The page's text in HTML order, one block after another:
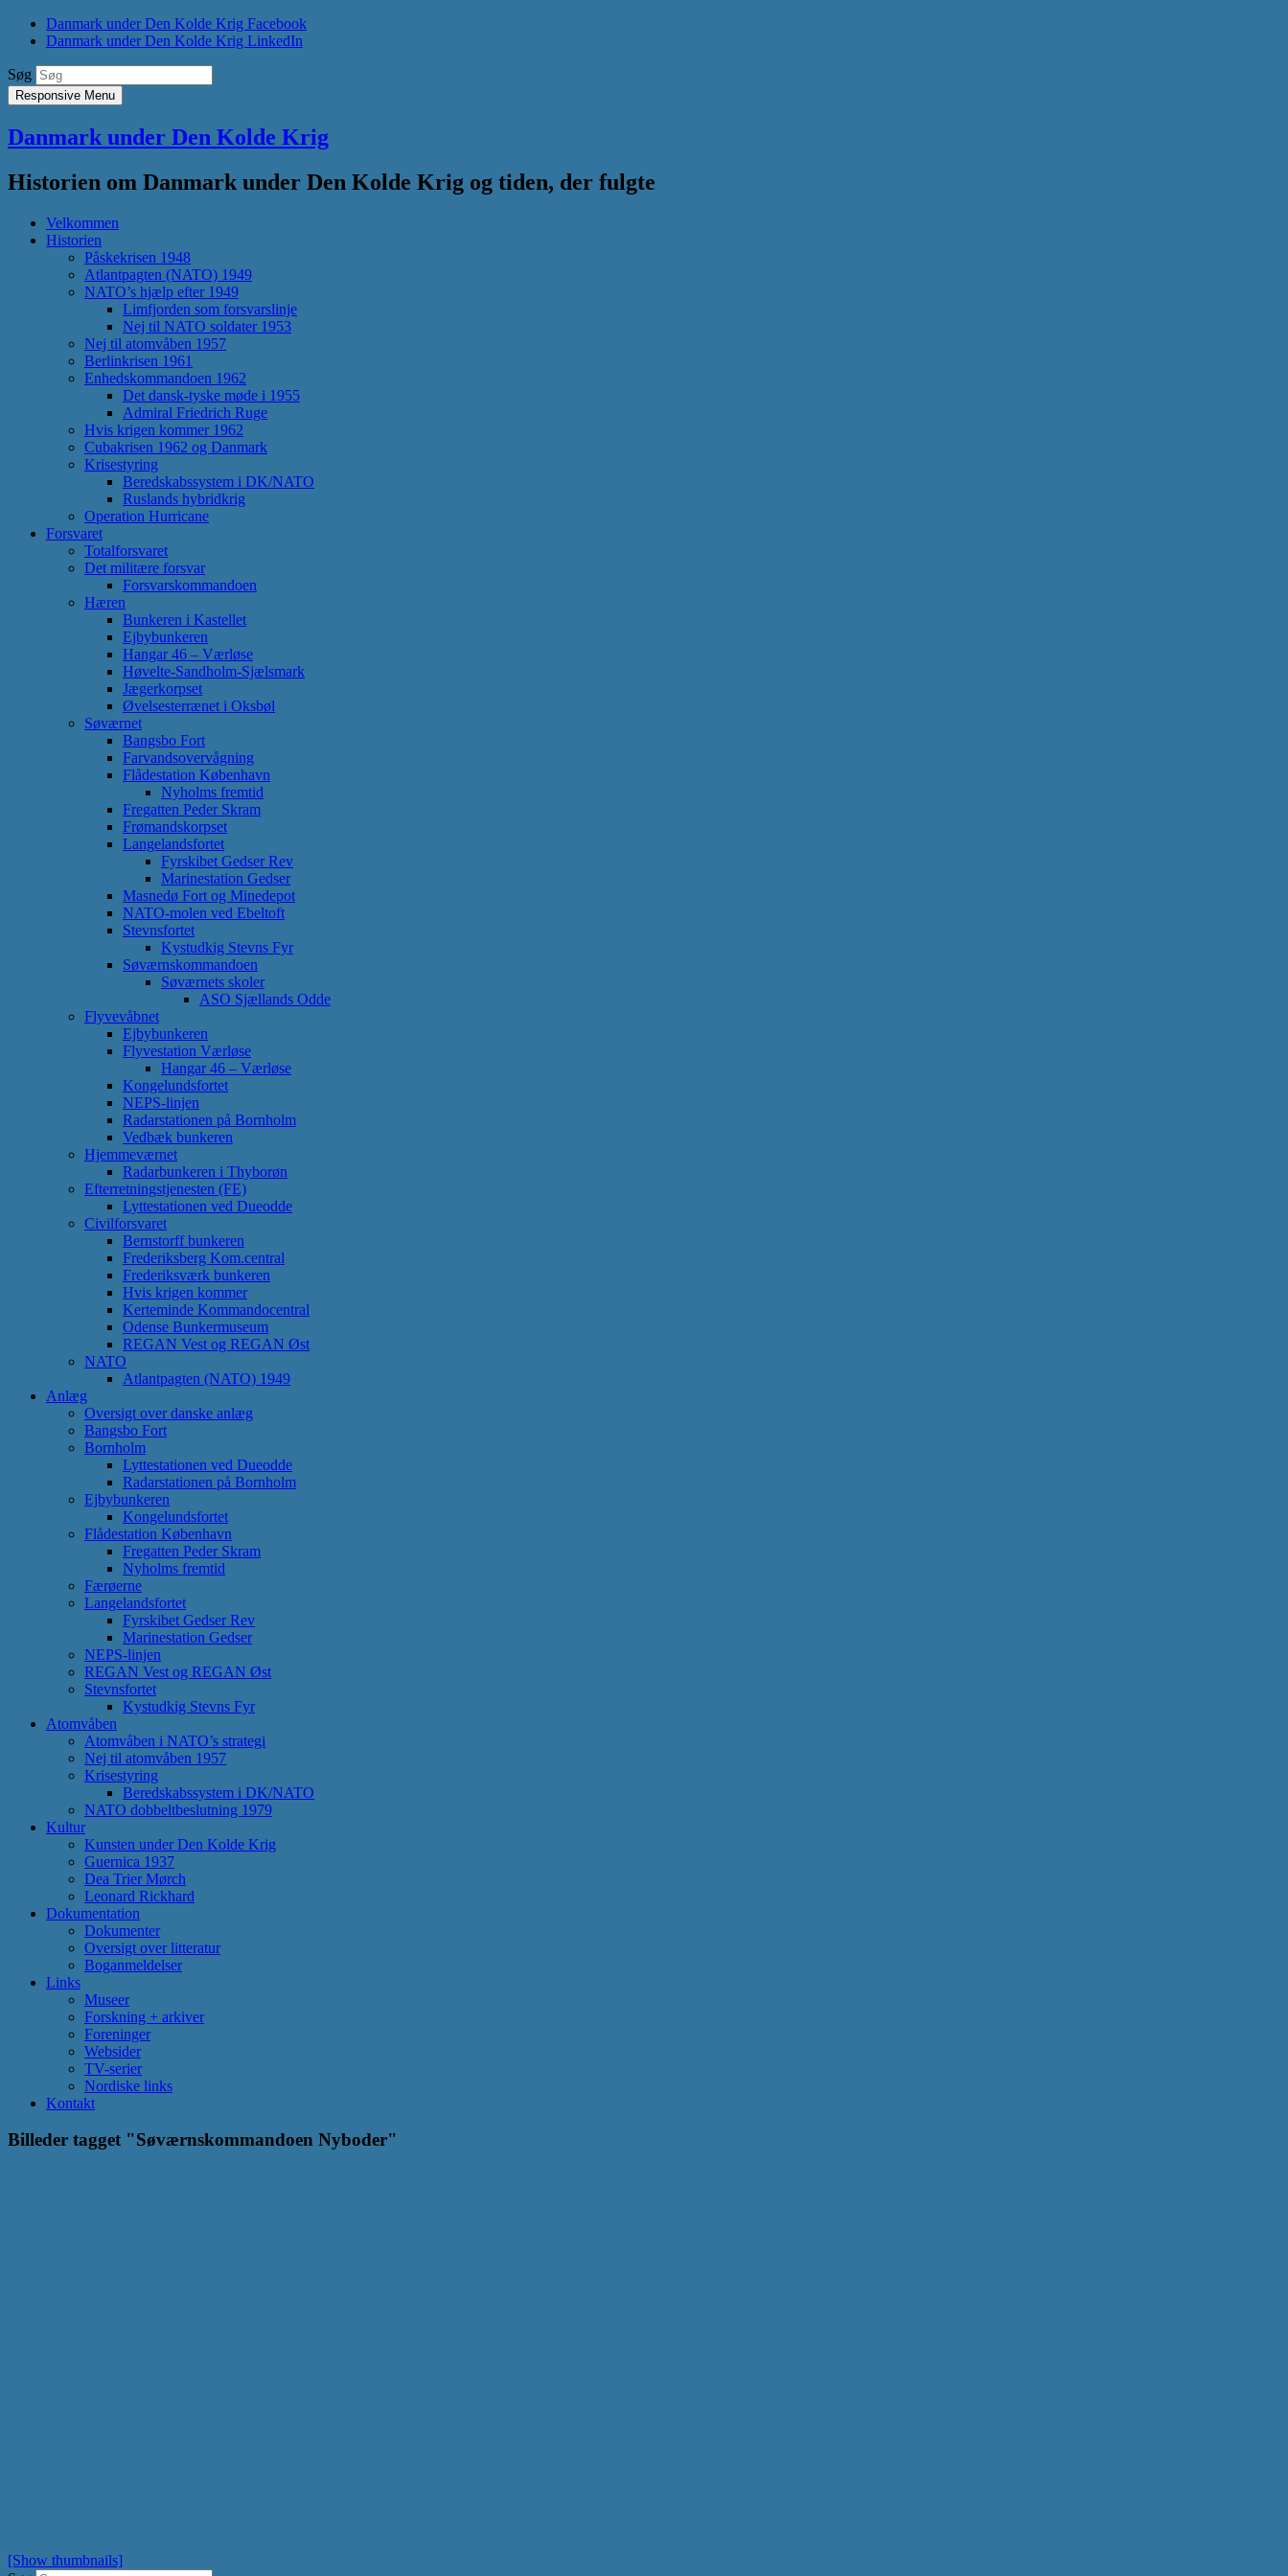
Danmark under Den Kolde Krig Facebook
Danmark under Den Kolde Krig LinkedIn
Søg
Responsive Menu
Danmark under Den Kolde Krig
Historien om Danmark under Den Kolde Krig og tiden, der fulgte
Velkommen
Historien
Påskekrisen 1948
Atlantpagten (NATO) 1949
NATO’s hjælp efter 1949
Limfjorden som forsvarslinje
Nej til NATO soldater 1953
Nej til atomvåben 1957
Berlinkrisen 1961
Enhedskommandoen 1962
Det dansk-tyske møde i 1955
Admiral Friedrich Ruge
Hvis krigen kommer 1962
Cubakrisen 1962 og Danmark
Krisestyring
Beredskabssystem i DK/NATO
Ruslands hybridkrig
Operation Hurricane
Forsvaret
Totalforsvaret
Det militære forsvar
Forsvarskommandoen
Hæren
Bunkeren i Kastellet
Ejbybunkeren
Hangar 46 – Værløse
Høvelte-Sandholm-Sjælsmark
Jægerkorpset
Øvelsesterrænet i Oksbøl
Søværnet
Bangsbo Fort
Farvandsovervågning
Flådestation København
Nyholms fremtid
Fregatten Peder Skram
Frømandskorpset
Langelandsfortet
Fyrskibet Gedser Rev
Marinestation Gedser
Masnedø Fort og Minedepot
NATO-molen ved Ebeltoft
Stevnsfortet
Kystudkig Stevns Fyr
Søværnskommandoen
Søværnets skoler
ASO Sjællands Odde
Flyvevåbnet
Ejbybunkeren
Flyvestation Værløse
Hangar 46 – Værløse
Kongelundsfortet
NEPS-linjen
Radarstationen på Bornholm
Vedbæk bunkeren
Hjemmeværnet
Radarbunkeren i Thyborøn
Efterretningstjenesten (FE)
Lyttestationen ved Dueodde
Civilforsvaret
Bernstorff bunkeren
Frederiksberg Kom.central
Frederiksværk bunkeren
Hvis krigen kommer
Kerteminde Kommandocentral
Odense Bunkermuseum
REGAN Vest og REGAN Øst
NATO
Atlantpagten (NATO) 1949
Anlæg
Oversigt over danske anlæg
Bangsbo Fort
Bornholm
Lyttestationen ved Dueodde
Radarstationen på Bornholm
Ejbybunkeren
Kongelundsfortet
Flådestation København
Fregatten Peder Skram
Nyholms fremtid
Færøerne
Langelandsfortet
Fyrskibet Gedser Rev
Marinestation Gedser
NEPS-linjen
REGAN Vest og REGAN Øst
Stevnsfortet
Kystudkig Stevns Fyr
Atomvåben
Atomvåben i NATO’s strategi
Nej til atomvåben 1957
Krisestyring
Beredskabssystem i DK/NATO
NATO dobbeltbeslutning 1979
Kultur
Kunsten under Den Kolde Krig
Guernica 1937
Dea Trier Mørch
Leonard Rickhard
Dokumentation
Dokumenter
Oversigt over litteratur
Boganmeldelser
Links
Museer
Forskning + arkiver
Foreninger
Websider
TV-serier
Nordiske links
Kontakt
Billeder tagget "Søværnskommandoen Nyboder"
[Show thumbnails]